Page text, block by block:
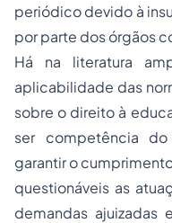
periódico devido à
por parte dos órgãos
Há na literatura
aplicabilidade das
sobre o direito à
ser competência
garantir o
questionáveis as
demandas ajuizadas